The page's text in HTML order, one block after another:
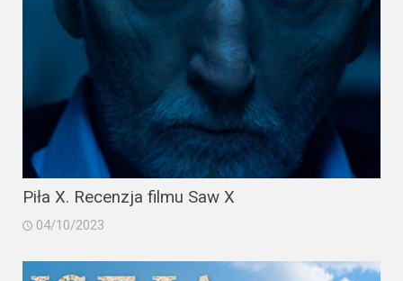
Podsumowania
2022
2021
2020
2019
2018
Piła X. Recenzja filmu Saw X
04/10/2023